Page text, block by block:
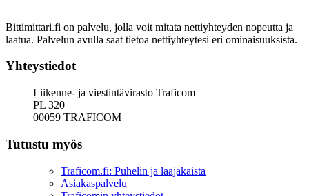
Bittimittari.fi on palvelu, jolla voit mitata nettiyhteyden nopeutta ja
laatua. Palvelun avulla saat tietoa nettiyhteytesi eri ominaisuuksista.
Yhteystiedot
Liikenne- ja viestintävirasto Traficom
PL 320
00059 TRAFICOM
Tutustu myös
Traficom.fi: Puhelin ja laajakaista
Asiakaspalvelu